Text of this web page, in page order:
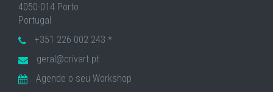
4050-014 Porto
Portugal
+351 226 002 243 *
geral@crivart.pt
Agende o seu Workshop